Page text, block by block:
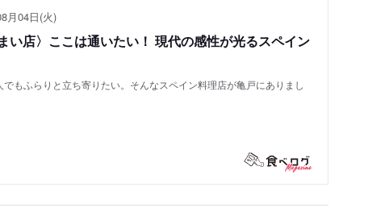
月04日(火)
い店〉ここは通いたい！ 現代の感性が光るスペイン
もふらりと立ち寄りたい。そんなスペイン料理店が亀戸にありまし